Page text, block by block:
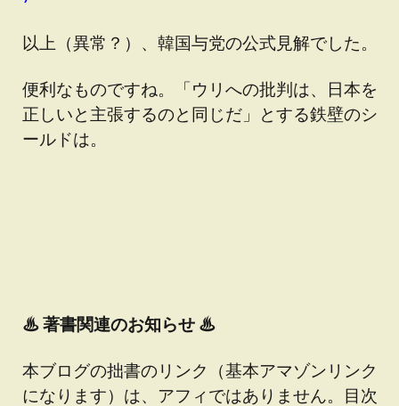
以上（異常？）、韓国与党の公式見解でした。
便利なものですね。「ウリへの批判は、日本を
正しいと主張するのと同じだ」とする鉄壁のシ
ールドは。
♨著書関連のお知らせ ♨
本ブログの拙書のリンク（基本アマゾンリンク
になります）は、アフィではありません。目次